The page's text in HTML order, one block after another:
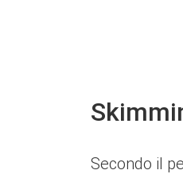
Secondo il